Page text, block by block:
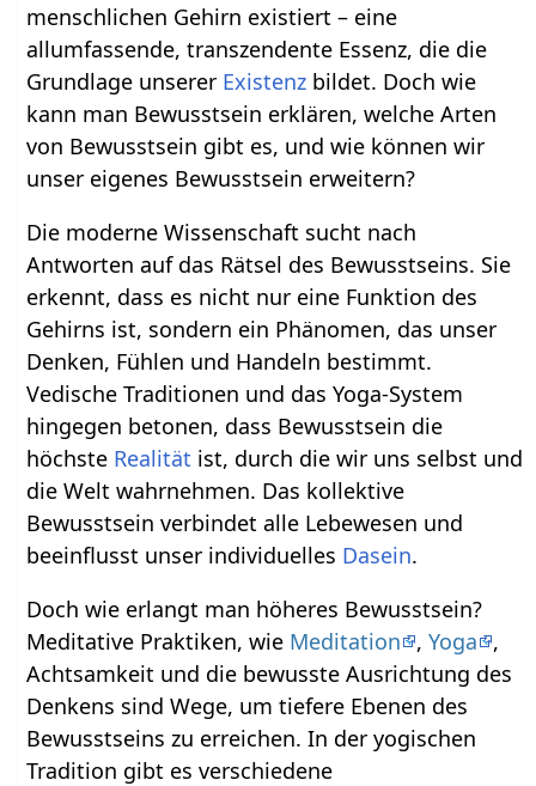
menschlichen Gehirn existiert – eine
allumfassende, transzendente Essenz, die die
Grundlage unserer Existenz bildet. Doch wie
kann man Bewusstsein erklären, welche Arten
von Bewusstsein gibt es, und wie können wir
unser eigenes Bewusstsein erweitern?
Die moderne Wissenschaft sucht nach
Antworten auf das Rätsel des Bewusstseins. Sie
erkennt, dass es nicht nur eine Funktion des
Gehirns ist, sondern ein Phänomen, das unser
Denken, Fühlen und Handeln bestimmt.
Vedische Traditionen und das Yoga-System
hingegen betonen, dass Bewusstsein die
höchste Realität ist, durch die wir uns selbst und
die Welt wahrnehmen. Das kollektive
Bewusstsein verbindet alle Lebewesen und
beeinflusst unser individuelles Dasein.
Doch wie erlangt man höheres Bewusstsein?
Meditative Praktiken, wie Meditation ,Yoga
,
Achtsamkeit und die bewusste Ausrichtung des
Denkens sind Wege, um tiefere Ebenen des
Bewusstseins zu erreichen. In der yogischen
Tradition gibt es verschiedene